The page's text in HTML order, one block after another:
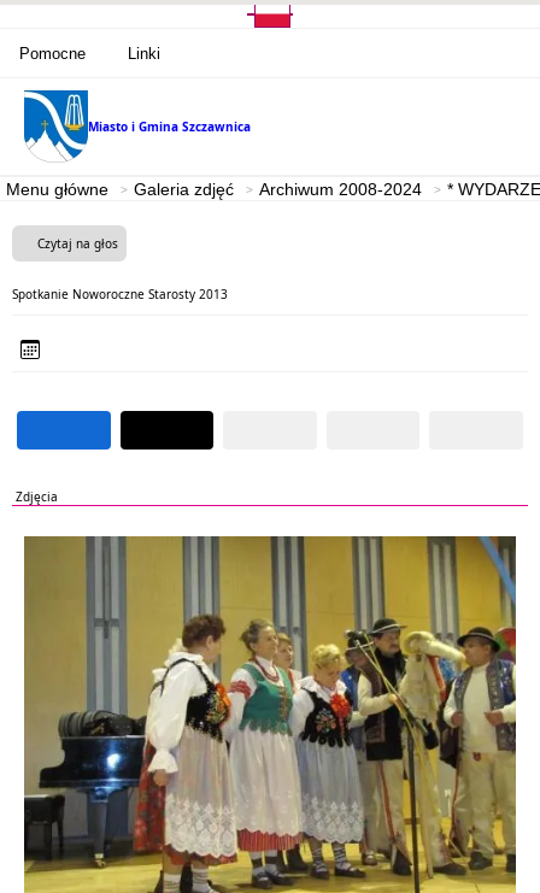
Pomocne Linki
Miasto i Gmina Szczawnica
Menu główne Galeria zdjęć Archiwum 2008-2024 *
Czytaj na głos
Spotkanie Noworoczne Starosty 2013
Zdjęcia